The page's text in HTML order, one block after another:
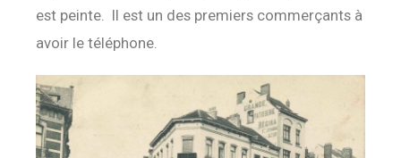
est peinte. Il est un des premiers commerçants à
avoir le téléphone.